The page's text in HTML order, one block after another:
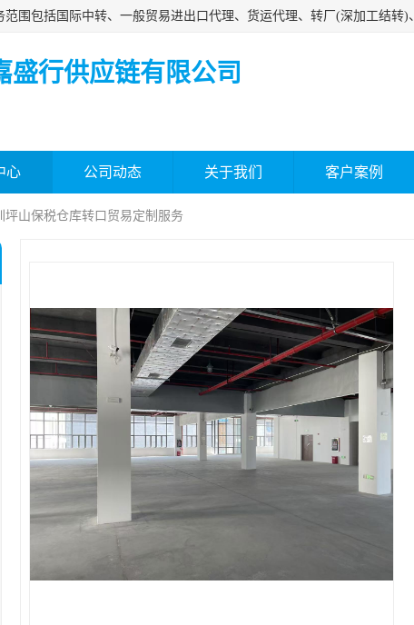
盛行供应链有限公司
心 公司动态 关于我们 客户案例
坪山保税仓库转口贸易定制服务